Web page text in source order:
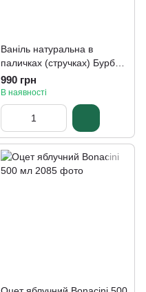
Ваніль натуральна в
паличках (стручках) Бурбон
50 г
990 грн
В наявності